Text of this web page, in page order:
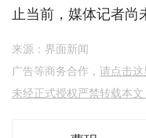
止当前，媒体记者尚
来源：界面新闻
广告等商务合作， 请点击这
未经正式授权严禁转载本文